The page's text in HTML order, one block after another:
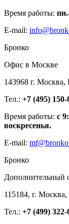
Время работы:
E-mail:
Бронко
Офис в Москве
143968 г. Москва,
Тел.: +7 (495)
Время работы: с
воскресенья.
E-mail:
Бронко
Дополнительный
115184, г.
Тел.: +7 (499) 322-